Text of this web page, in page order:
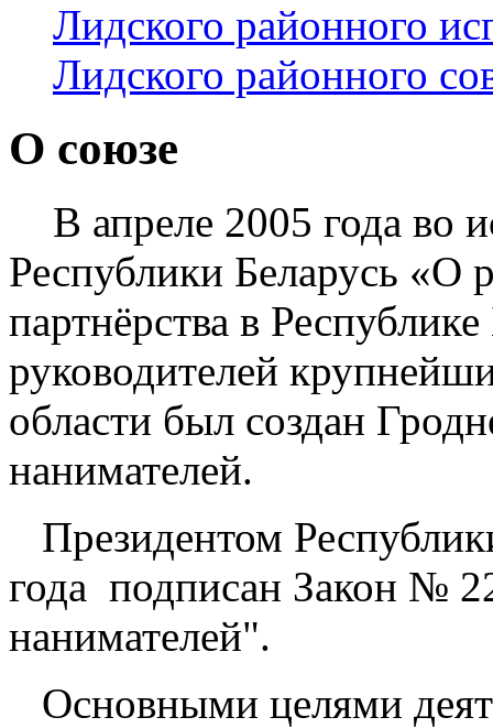
Лидского районного
Лидского районного
О союзе
В апреле 2005 года во
Республики Беларусь «О
партнёрства в
руководителей
области был создан
нанимателей.
Президентом
года подписан Закон №
нанимателей".
Основными целями